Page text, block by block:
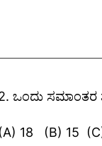
3
a3= 18.
ಒಂದು ಸಮಾಂತರ